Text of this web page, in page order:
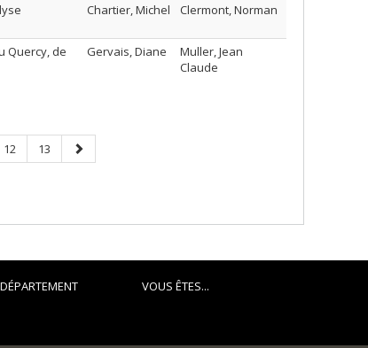
Chartier, Michel Clermont, Norman
Quercy, de
Gervais, Diane
Muller, Jean
Claude
Page
12 Page
13
Next
page
VOUS ÊTES...